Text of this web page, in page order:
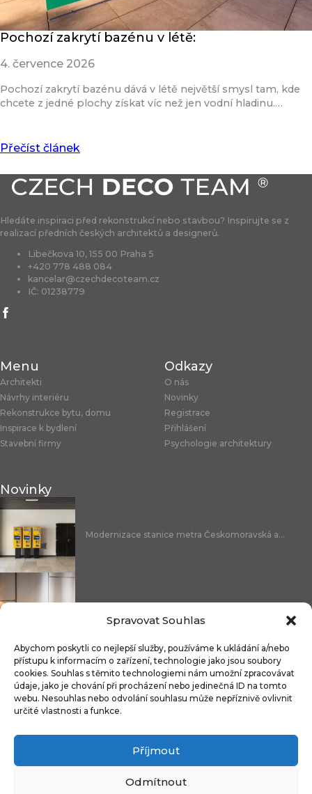
Spravovat Souhlas
Abychom poskytli co nejlepší služby, používáme k ukládání a/nebo
přístupu k informacím o zařízení, technologie jako jsou soubory
cookies. Souhlas s těmito technologiemi nám umožní zpracovávat
údaje, jako je chování při procházení nebo jedinečná ID na tomto
webu. Nesouhlas nebo odvolání souhlasu může nepříznivě ovlivnit
určité vlastnosti a funkce.
Příjmout
Odmítnout
Pochozí zakrytí bazénu v létě:
4. července 2026
Pochozí zakrytí bazénu dává v létě největší smysl tam, kde
chcete z jedné plochy získat víc než jen vodní hladinu.…
Přečíst článek
Hledáte inspiraci před rekonstrukcí nebo stavbou? Inspirujte se z
realizací předních českých architektů a designerů.
Libečkova 10, 155 00 Praha 5
+420 778 488 084
kancelar@czechdecoteam.cz
IČ: 01238779
Menu
Architekti
Návrhy interiéru
Rekonstrukce bytu, domu
Inspirace k bydlení
Stavební firmy
Odkazy
O nás
Novinky
Registrace
Přihlášení
Psychologie architektury
Novinky
Modernizace stanice metra Českomoravská a...
Čistitelné látky s technologií FibreGuard®:...